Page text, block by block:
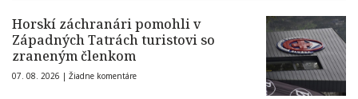
Horskí záchranári pomohli v
Západných Tatrách turistovi so
zraneným členkom
07. 08. 2026 | Žiadne komentáre